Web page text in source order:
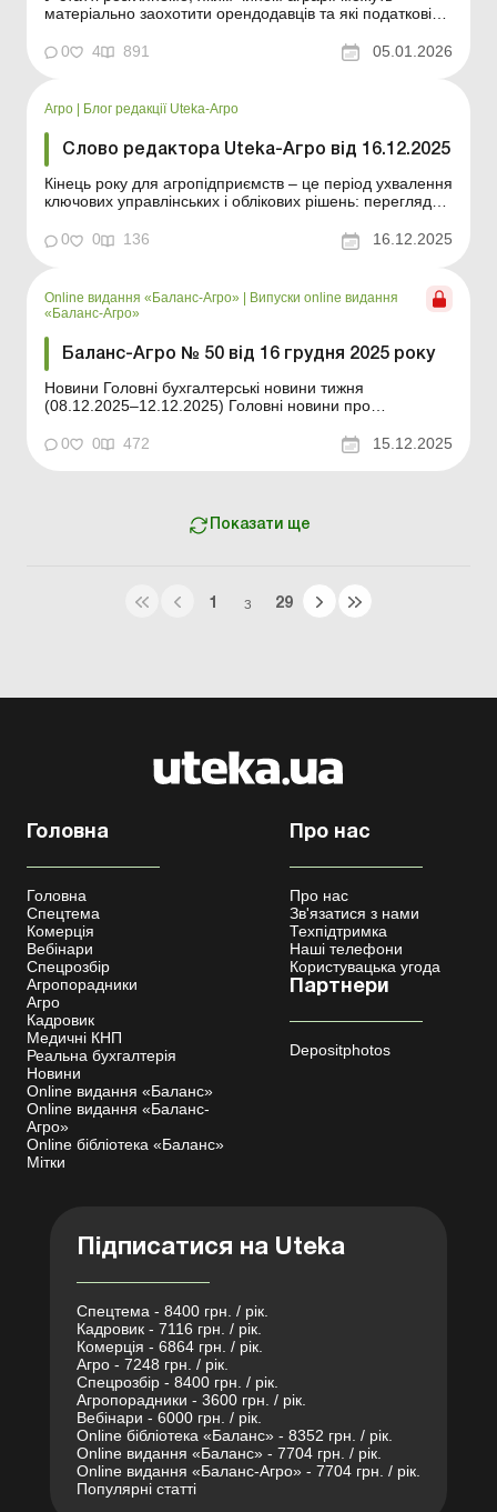
матеріально заохотити орендодавців та які податкові
секрет, що через обмеженість ресурсів
сільськогосподарських земель в Україні аграрії
укладенні договорі...
0 4 891 05.01.2026
Агро Блог редакції Uteka-Агро
Слово редактора Uteka-Агро від 16.12.2025
Кінець року для агропідприємств – це період ухвалення
ключових управлінських і облікових рішень: перегляд
врегулювання питань оплати праці та завершення
облікових процедур виробничого циклу. Саме тому в
0 0 136 16.12.2025
Online видання «Баланс-Агро» | Випуски online видання
«Баланс-Агро»
Баланс-Агро № 50 від 16 грудня 2025 року
Новини Головні бухгалтерські новини тижня
(08.12.2025–12.12.2025) Головні новини про
щодня Зміст номеру Земельні відносини Читати У
складі юридичної особи є учасники-нерезиденти: які
0 0 472 15.12.2025
Показати ще
1 З 29
Головна
Головна
Спецтема
Комерція
Вебінари
Спецрозбір
Агропорадники
Агро
Кадровик
Медичні КНП
Реальна бухгалтерія
Новини
Online видання «Баланс»
Online видання «Баланс-
Агро»
Online бібліотека «Баланс»
Мітки
Про нас
Про нас
Зв'язатися з нами
Техпідтримка
Наші телефони
Користувацька угода
Партнери
Depositphotos
Підписатися на Uteka
Спецтема - 8400 грн. / рік.
Кадровик - 7116 грн. / рік.
Комерція - 6864 грн. / рік.
Агро - 7248 грн. / рік.
Спецрозбір - 8400 грн. / рік.
Агропорадники - 3600 грн. / рік.
Вебінари - 6000 грн. / рік.
Online бібліотека «Баланс» - 8352 грн. / рік.
Online видання «Баланс» - 7704 грн. / рік.
Online видання «Баланс-Агро» - 7704 грн. / рік.
Популярні статті